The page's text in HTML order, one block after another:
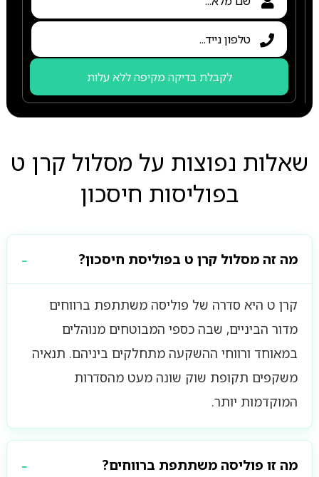
לקבלת בדיקה מקיפה ללא עלות
שאלות נפוצות על מסלול קרן ט
בפוליסות חיסכון
מה זה מסלול קרן ט בפוליסת חיסכון?
קרן ט היא סדרה של פוליסה משתתפת ברווחים
מדור הביניים, שבה כספי המבוטחים מנוהלים
במאוחד ורווחי ההשקעה מתחלקים ביניהם. תנאיה
משקפים תקופת שוק שונה מעט מהסדרות
המוקדמות יותר.
מה זו פוליסה משתתפת ברווחים?